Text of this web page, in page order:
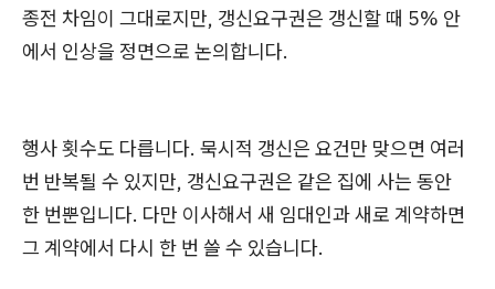
종전 차임이 그대로지만, 갱신요구권은 갱신할 때 5% 안
에서 인상을 정면으로 논의합니다.
행사 횟수도 다릅니다. 묵시적 갱신은 요건만 맞으면 여러
번 반복될 수 있지만, 갱신요구권은 같은 집에 사는 동안
한 번뿐입니다. 다만 이사해서 새 임대인과 새로 계약하면
그 계약에서 다시 한 번 쓸 수 있습니다.